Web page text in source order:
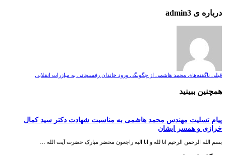
درباره ی admin3
قبلی ناگفته‌های محمد هاشمی از چگونگی ورود خاندان رفسنجانی به مبازرات انقلابی
همچنین ببینید
پیام تسلیت مهندس محمد هاشمی به مناسبت شهادت دکتر سید کمال
خرازی و همسر ایشان
بسم الله الرحمن الرحیم انا لله و انا الیه راجعون محضر مبارک حضرت آیت الله …